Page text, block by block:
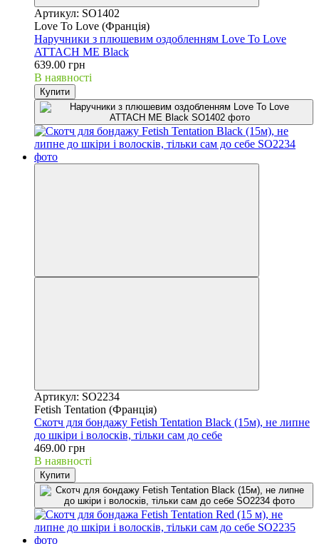
Артикул: SO1402
Love To Love (Франція)
Наручники з плюшевим оздобленням Love To Love
ATTACH ME Black
639.00 грн
В наявності
Купити
Артикул: SO2234
Fetish Tentation (Франція)
Скотч для бондажу Fetish Tentation Black (15м), не липне
до шкіри і волосків, тільки сам до себе
469.00 грн
В наявності
Купити